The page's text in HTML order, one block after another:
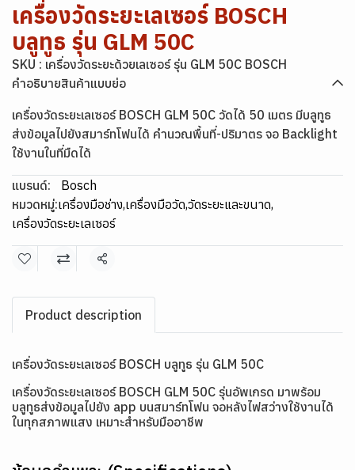
เครื่องวัดระยะเลเซอร์ BOSCH
บลูทูธ รุ่น GLM 50C
SKU : เครื่องวัดระยะด้วยเลเซอร์ รุ่น GLM 50C BOSCH
คำอธิบายสินค้าแบบย่อ
เครื่องวัดระยะเลเซอร์ BOSCH GLM 50C วัดได้ 50 เมตร มีบลูทูธ
ส่งข้อมูลไปยังสมาร์ทโฟนได้ คำนวณพื้นที่-ปริมาตร จอ Backlight
ใช้งานในที่มืดได้
แบรนด์:
Bosch
หมวดหมู่:เครื่องมือช่าง,เครื่องมือวัด,วัดระยะและขนาด,
เครื่องวัดระยะเลเซอร์
แชร์
Product description
เครื่องวัดระยะเลเซอร์ BOSCH บลูทูธ รุ่น GLM 50C
เครื่องวัดระยะเลเซอร์ BOSCH GLM 50C รุ่นอัพเกรด มาพร้อม
บลูทูธส่งข้อมูลไปยัง app บนสมาร์ทโฟน จอหลังไฟสว่างใช้งานได้
ในทุกสภาพแสง เหมาะสำหรับมืออาชีพ